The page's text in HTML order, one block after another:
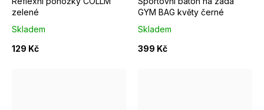
zelené
Skladem
129 Kč
GYM BAG květy černé
Skladem
399 Kč